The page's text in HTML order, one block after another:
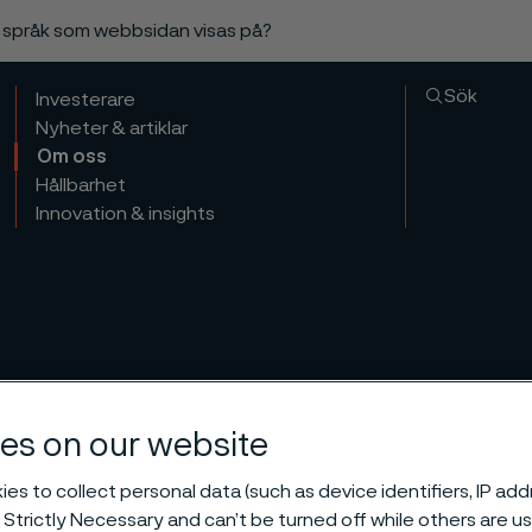
som webbsidan visas på?
Investerare
Nyheter & artiklar
Om oss
Hållbarhet
Innovation & insights
Sök
on our website
to collect personal data (such as device identifiers, IP
Necessary and can’t be turned off while others are